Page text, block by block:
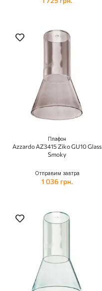
Плафон
Azzardo AZ3415 Ziko GU10 Glass
Smoky
Отправим завтра
1 036 грн.